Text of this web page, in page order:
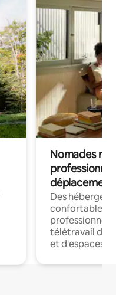
Nomades
déplacement
Des
confortables
professionnels
télétravail
et d'espaces